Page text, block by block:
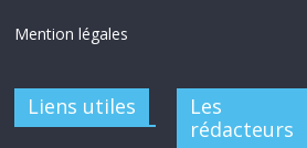
Mention légales
Liens utiles
Les
rédacteurs